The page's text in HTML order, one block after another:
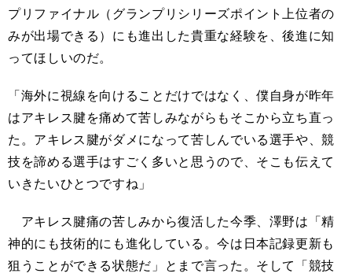
プリファイナル（グランプリシリーズポイント上位者の
みが出場できる）にも進出した貴重な経験を、後進に知
ってほしいのだ。
「海外に視線を向けることだけではなく、僕自身が昨年
はアキレス腱を痛めて苦しみながらもそこから立ち直っ
た。アキレス腱がダメになって苦しんでいる選手や、競
技を諦める選手はすごく多いと思うので、そこも伝えて
いきたいひとつですね」
アキレス腱痛の苦しみから復活した今季、澤野は「精
神的にも技術的にも進化している。今は日本記録更新も
狙うことができる状態だ」とまで言った。そして「競技